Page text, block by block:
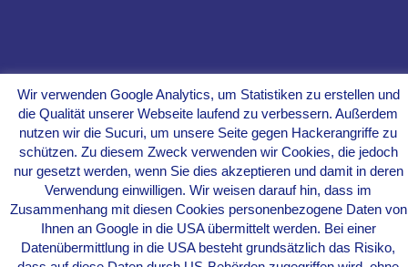
SCHREIBEN SIE UNS – FRAGEN KOSTET NICHTS!
Wir verwenden Google Analytics, um Statistiken zu erstellen und
die Qualität unserer Webseite laufend zu verbessern. Außerdem
nutzen wir die Sucuri, um unsere Seite gegen Hackerangriffe zu
schützen. Zu diesem Zweck verwenden wir Cookies, die jedoch
nur gesetzt werden, wenn Sie dies akzeptieren und damit in deren
Verwendung einwilligen. Wir weisen darauf hin, dass im
Zusammenhang mit diesen Cookies personenbezogene Daten von
Ihnen an Google in die USA übermittelt werden. Bei einer
Datenübermittlung in die USA besteht grundsätzlich das Risiko,